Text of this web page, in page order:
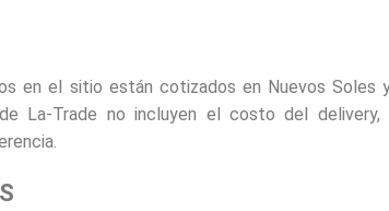
en el sitio están cotizados en Nuevos Soles
La-Trade no incluyen el costo del delivery,